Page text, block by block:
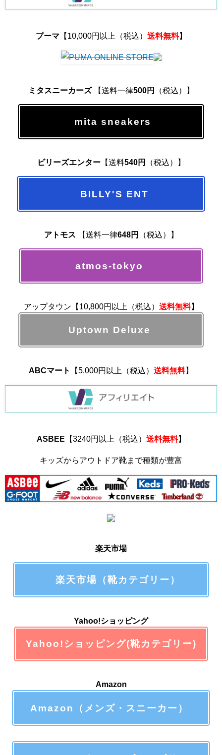
プーマ 【10,000円以上（税込） 送料無料】
ミタスニーカーズ 【送料一律500円 （税込）】
mita sneakers
ビリーズエンター【送料540円 （税込）】
BILLY'S ENT
アトモス 【送料一律648円 （税込）】
atmos-tokyo
アップタウン【10,800円以上（税込） 送料無料】
Uptown Deluxe
ABCマート 【5,000円以上（税込） 送料無料】
ASBEE 【3240円以上（税込） 送料無料】
キッズからアウトドア靴まで種類が豊富
楽天市場
楽天市場（靴カテゴリー）
Yahoo!ショッピング
Yahoo!ショッピング(靴カテゴリー)
Amazon
Amazon（メンズ・スニーカー）